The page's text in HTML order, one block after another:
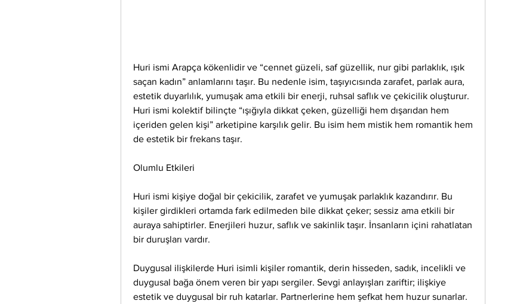
Huri ismi Arapça kökenlidir ve “cennet güzeli, saf güzellik, nur gibi parlaklık, ışık
saçan kadın” anlamlarını taşır. Bu nedenle isim, taşıyıcısında zarafet, parlak aura,
estetik duyarlılık, yumuşak ama etkili bir enerji, ruhsal saflık ve çekicilik oluşturur.
Huri ismi kolektif bilinçte “ışığıyla dikkat çeken, güzelliği hem dışarıdan hem
içeriden gelen kişi” arketipine karşılık gelir. Bu isim hem mistik hem romantik hem
de estetik bir frekans taşır.
Olumlu Etkileri
Huri ismi kişiye doğal bir çekicilik, zarafet ve yumuşak parlaklık kazandırır. Bu
kişiler girdikleri ortamda fark edilmeden bile dikkat çeker; sessiz ama etkili bir
auraya sahiptirler. Enerjileri huzur, saflık ve sakinlik taşır. İnsanların içini rahatlatan
bir duruşları vardır.
Duygusal ilişkilerde Huri isimli kişiler romantik, derin hisseden, sadık, incelikli ve
duygusal bağa önem veren bir yapı sergiler. Sevgi anlayışları zariftir; ilişkiye
estetik ve duygusal bir ruh katarlar. Partnerlerine hem şefkat hem huzur sunarlar.